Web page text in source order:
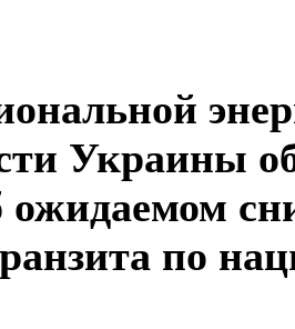
Украины
ожидаемом
по